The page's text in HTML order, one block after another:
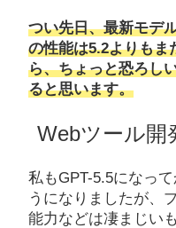
つい先日、最新モデ
の性能は5.2よりもま
ら、ちょっと恐ろし
ると思います。
Webツール開
私もGPT-5.5になっ
うになりましたが、
能力などは凄まじい